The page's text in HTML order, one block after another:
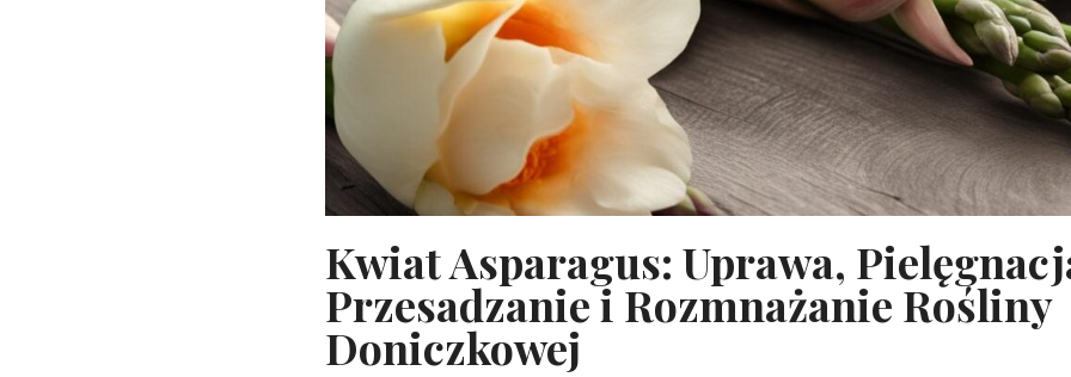
Kwiat Asparagus: Uprawa,
Przesadzanie i Rozmnażanie Rośliny
Doniczkowej